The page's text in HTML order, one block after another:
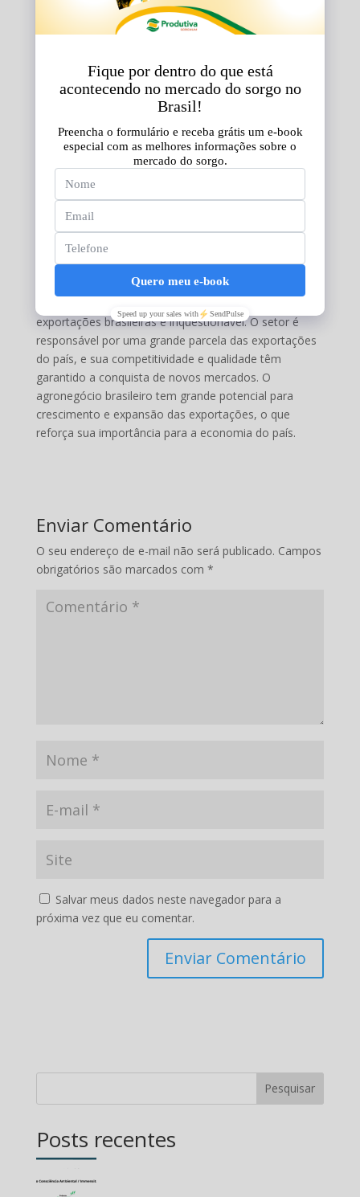
Além disso, o Brasil tem se destacado pela qualidade
brasileira de carnes, por exemplo, é conhecida pela
qualidade e pela sustentabilidade, o que tem garantido
a conquista de novos mercados.
Por fim, é importante destacar que o agronegócio
brasileiro tem grande potencial para crescimento e
expansão das exportações. O país ainda tem uma
grande área de terras cultiváveis que pode ser
explorada, além de contar com a adoção de
tecnologias cada vez mais avançadas, que permitem
aumentar a produtividade e reduzir os custos da
exportações brasileiras é inquestionável. O setor é
responsável por uma grande parcela das exportações
do país, e sua competitividade e qualidade têm
garantido a conquista de novos mercados. O
agronegócio brasileiro tem grande potencial para
crescimento e expansão das exportações, o que
reforça sua importância para a economia do país.
Enviar Comentário
O seu endereço de e-mail não será publicado. Campos
obrigatórios são marcados com *
Salvar meus dados neste navegador para a
próxima vez que eu comentar.
Pesquisar
Posts recentes